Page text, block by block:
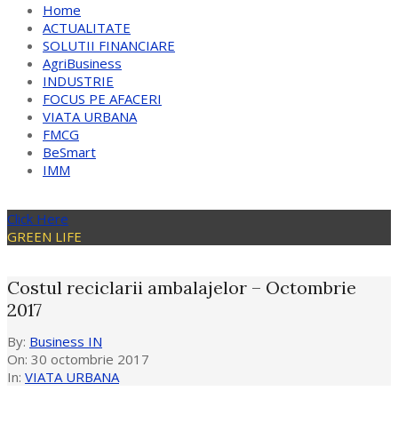
Home
ACTUALITATE
SOLUTII FINANCIARE
AgriBusiness
INDUSTRIE
FOCUS PE AFACERI
VIATA URBANA
FMCG
BeSmart
IMM
Click Here
GREEN LIFE
Costul reciclarii ambalajelor – Octombrie
2017
By: Business IN
On: 30 octombrie 2017
In: VIATA URBANA